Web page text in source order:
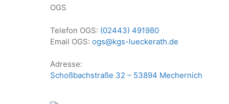
OGS
Telefon OGS: (02443) 491980
Email OGS: ogs@kgs-lueckerath.de
Adresse:
Schoßbachstraße 32 – 53894 Mechernich